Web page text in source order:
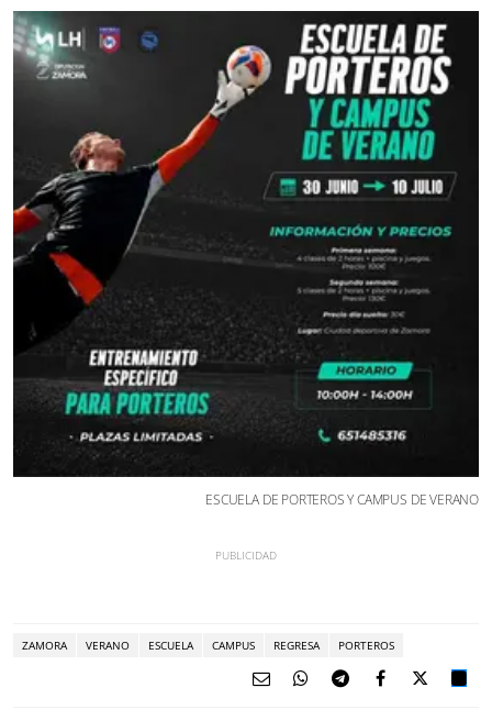
ESCUELA DE PORTEROS Y CAMPUS DE VERANO
ZAMORA VERANO ESCUELA CAMPUS REGRESA PORTEROS